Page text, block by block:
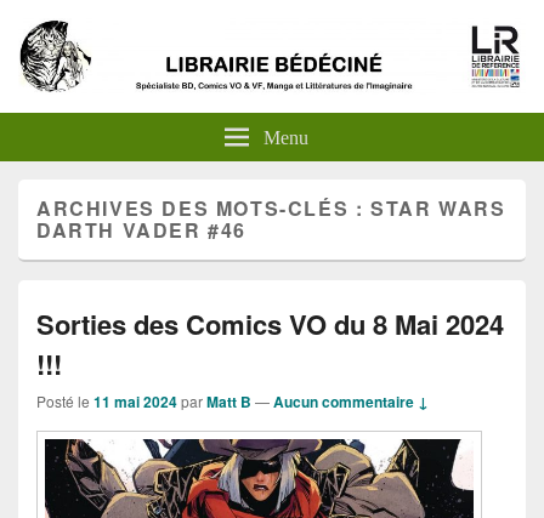
Menu
ARCHIVES DES MOTS-CLÉS :STAR WARS
DARTH VADER #46
Sorties des Comics VO du 8 Mai 2024
!!!
Posté le 11 mai 2024parMatt B —Aucun commentaire ↓